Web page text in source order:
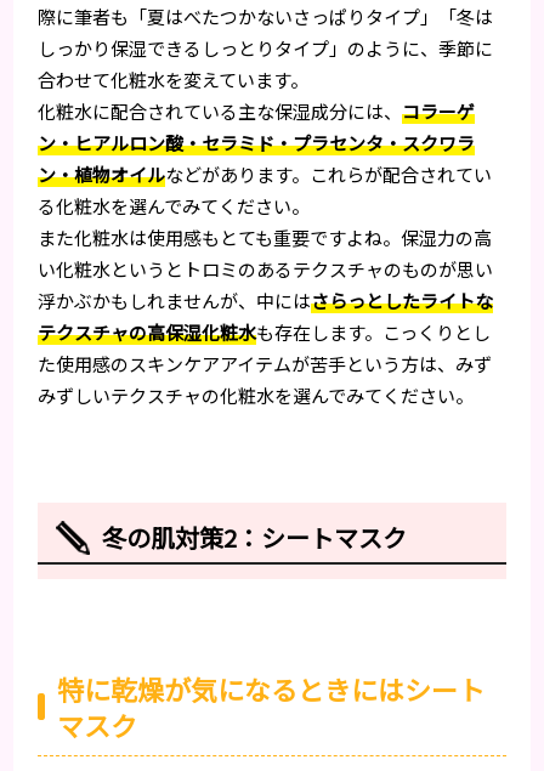
際に筆者も「夏はべたつかないさっぱりタイプ」「冬は
しっかり保湿できるしっとりタイプ」のように、季節に
合わせて化粧水を変えています。
化粧水に配合されている主な保湿成分には、コラーゲ
ン・ヒアルロン酸・セラミド・プラセンタ・スクワラ
ン・植物オイルなどがあります。これらが配合されてい
る化粧水を選んでみてください。
また化粧水は使用感もとても重要ですよね。保湿力の高
い化粧水というとトロミのあるテクスチャのものが思い
浮かぶかもしれませんが、中にはさらっとしたライトな
テクスチャの高保湿化粧水も存在します。こっくりとし
た使用感のスキンケアアイテムが苦手という方は、みず
みずしいテクスチャの化粧水を選んでみてください。
冬の肌対策2：シートマスク
特に乾燥が気になるときにはシート
マスク